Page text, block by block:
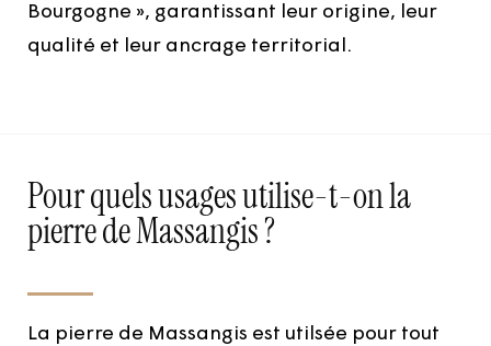
Bourgogne », garantissant leur origine, leur
qualité et leur ancrage territorial.
Pour quels usages utilise-t-on la
pierre de Massangis ?
La pierre de Massangis est utilsée pour tout